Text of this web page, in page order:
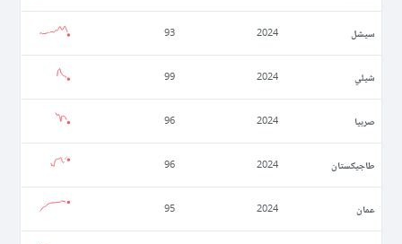
سيشل 2024
93
شيلي 2024
99
صربيا 2024
96
طاجيكستان 2024
96
عمان 2024
95